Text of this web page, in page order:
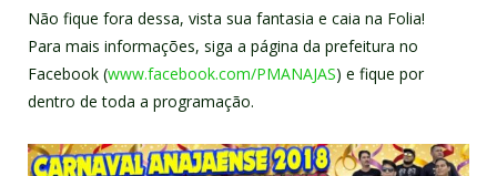
Não fique fora dessa, vista sua fantasia e caia na Folia!
Para mais informações, siga a página da prefeitura no
Facebook (www.facebook.com/PMANAJAS) e fique por
dentro de toda a programação.